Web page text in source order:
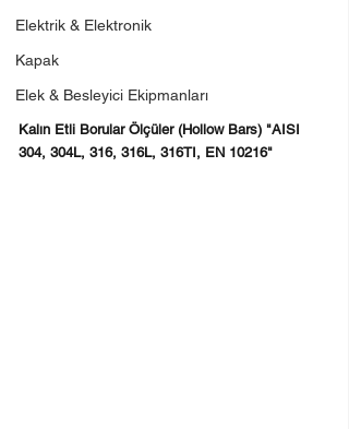
Elektrik & Elektronik
Kapak
Elek & Besleyici Ekipmanları
Kalın Etli Borular Ölçüler (Hollow Bars) "AISI
304, 304L, 316, 316L, 316TI, EN 10216"